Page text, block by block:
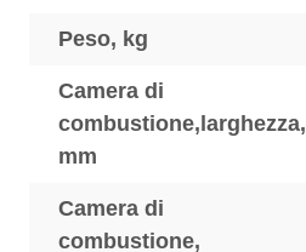
Peso, kg
Camera di
combustione,larghezza,
mm
Camera di
combustione,